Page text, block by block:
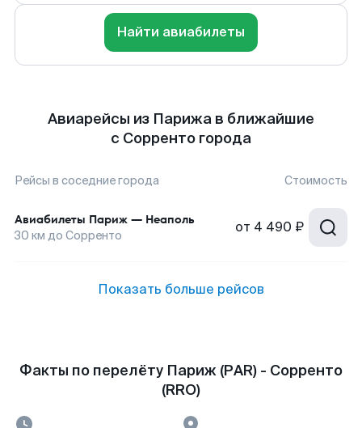
Найти авиабилеты
Авиарейсы из Парижа в ближайшие
с Сорренто города
Рейсы в соседние города Стоимость
Авиабилеты Париж — Неаполь
30 км до Сорренто от 4 490 ₽
Показать больше рейсов
Факты по перелёту Париж (PAR) - Сорренто
(RRO)